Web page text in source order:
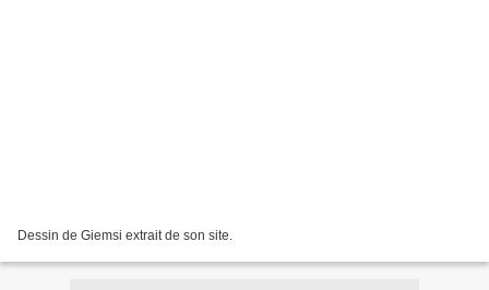
Dessin de Giemsi extrait de son site.